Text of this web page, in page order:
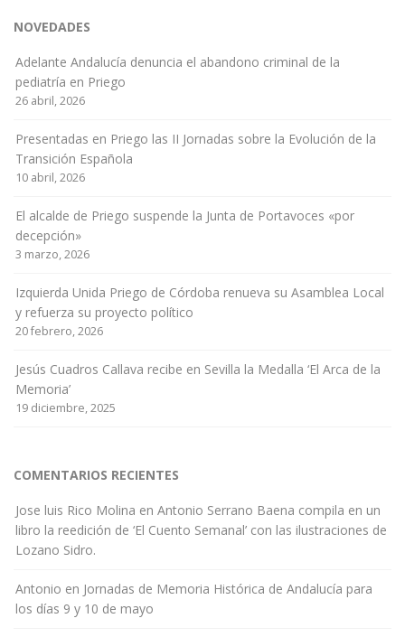
NOVEDADES
Adelante Andalucía denuncia el abandono criminal de la
pediatría en Priego
26 abril, 2026
Presentadas en Priego las II Jornadas sobre la Evolución de la
Transición Española
10 abril, 2026
El alcalde de Priego suspende la Junta de Portavoces «por
decepción»
3 marzo, 2026
Izquierda Unida Priego de Córdoba renueva su Asamblea Local
y refuerza su proyecto político
20 febrero, 2026
Jesús Cuadros Callava recibe en Sevilla la Medalla ‘El Arca de la
Memoria’
19 diciembre, 2025
COMENTARIOS RECIENTES
Jose luis Rico Molina en Antonio Serrano Baena compila en un
libro la reedición de ‘El Cuento Semanal’ con las ilustraciones de
Lozano Sidro.
Antonio en Jornadas de Memoria Histórica de Andalucía para
los días 9 y 10 de mayo